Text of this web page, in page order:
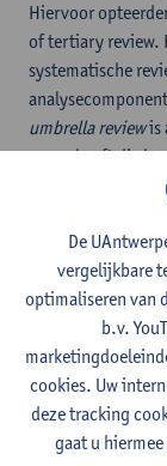
Hiervoor
of tertiary review.
systematische
umbrella reviewis
scope heeft die
review of meta-
umbrella review
de
de screening
basis van
kwaliteit van
data-
Het rapport
De
vergelijkbare
optimaliseren van
b.v.
cookies. Uw
deze tracking
gaat u